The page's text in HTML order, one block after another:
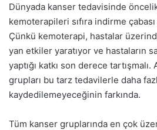
Dünyada kanser tedavisinde
kemoterapileri sıfıra indirme
Çünkü kemoterapi, hastalar
yan etkiler yaratıyor ve hastaların
yaptığı katkı son derece tartışmalı.
grupları bu tarz tedavilerle daha
kaydedilemeyeceğinin farkında.
Tüm kanser gruplarında en çok